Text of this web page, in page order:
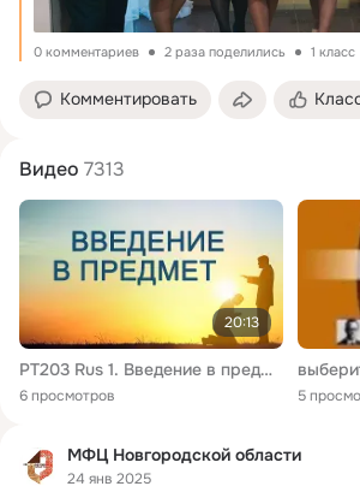
0 комментариев 2 раза поделились 1 класс
Комментировать
Видео 7313
20:13
PT203 Rus 1. Введение в предмет
6 просмотров 5
МФЦ Новгородской области
24 янв 2025